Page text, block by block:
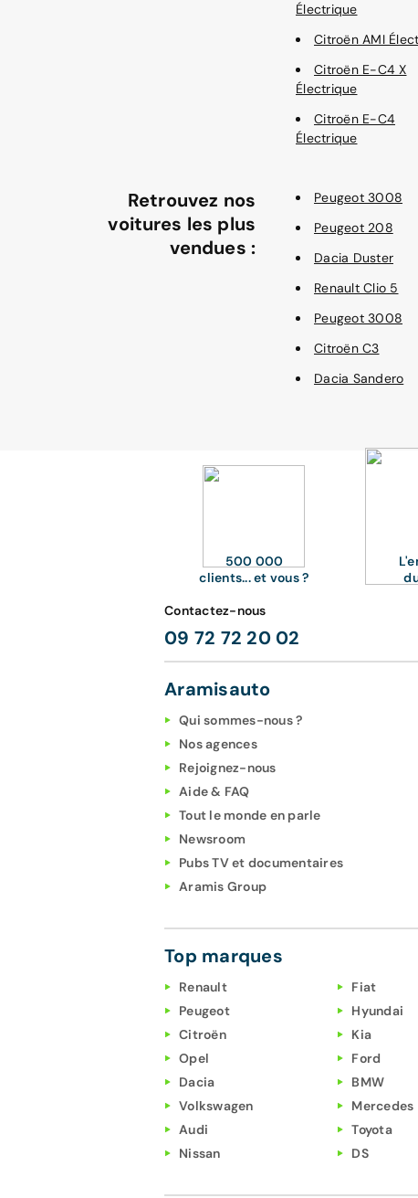
Électrique
Citroën AMI
Citroën E-C4 X
Électrique
Citroën E-C4
Électrique
Retrouvez nos
voitures les plus
vendues :
Peugeot 3008
Peugeot 208
Dacia Duster
Renault Clio 5
Peugeot 3008
Citroën C3
Dacia Sandero
500 000
clients... et vous ?
Contactez-nous
09 72 72 20 02
Aramisauto
Qui sommes-nous ?
Nos agences
Rejoignez-nous
Aide & FAQ
Tout le monde en parle
Newsroom
Pubs TV et documentaires
Aramis Group
Top marques
Renault
Peugeot
Citroën
Opel
Dacia
Volkswagen
Audi
Nissan
Fiat
Hyundai
Kia
Ford
BMW
Mercedes
Toyota
DS